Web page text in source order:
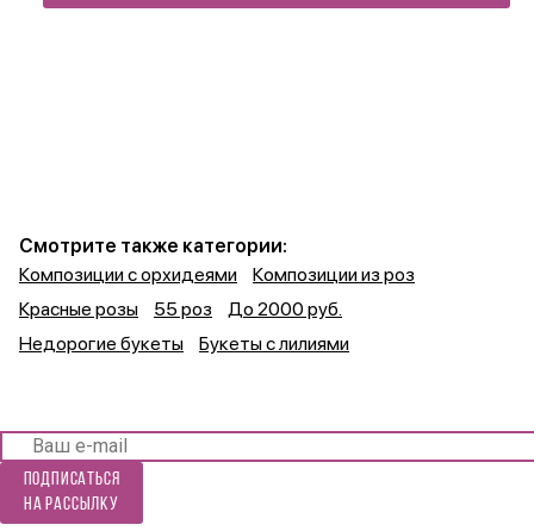
Смотрите также категории:
Композиции с орхидеями
Композиции из роз
Красные розы
55 роз
До 2000 руб.
Недорогие букеты
Букеты с лилиями
Подписаться
на рассылку